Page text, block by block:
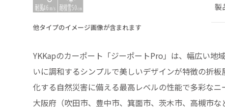
他タイプのイメージ画像が含まれます
製
YKKapのカーポート「ジーポートPro」は、幅広い地
いに調和するシンプルで美しいデザインが特徴の折
化する自然災害に備える最高レベルの性能で多彩なニ
大阪府（吹田市、豊中市、箕面市、茨木市、高槻市